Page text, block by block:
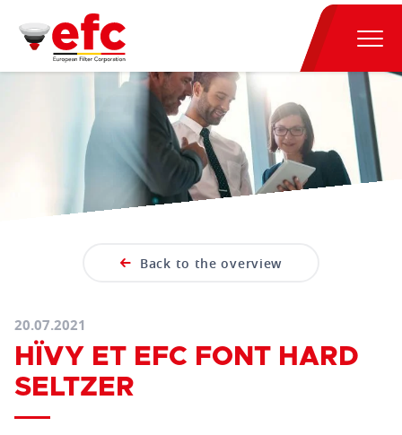
Back to the overview
20.07.2021
HÏVY ET EFC FONT HARD
SELTZER